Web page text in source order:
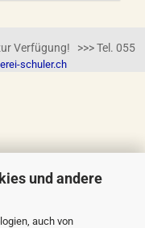
und andere
auch von
Verfügung! >>> Tel. 055
schuler.ch